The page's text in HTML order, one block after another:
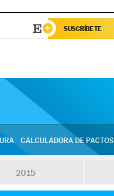
SUSCRÍBETE
CALCULADORA DE PACTOS
2015